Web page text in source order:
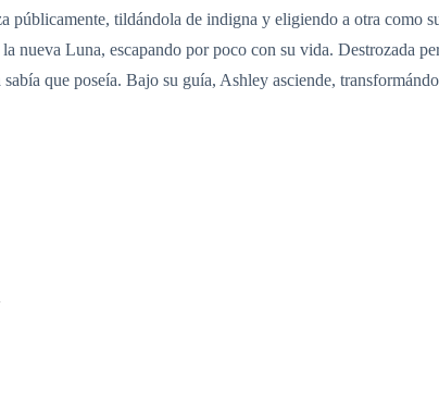
públicamente, tildándola de indigna y eligiendo a otra como
nueva Luna, escapando por poco con su vida. Destrozada
que poseía. Bajo su guía, Ashley asciende,